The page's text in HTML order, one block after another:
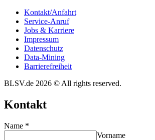
Kontakt/​​Anfahrt
Service-Anruf
Jobs & Karriere
Impres­sum
Daten­schutz
Data-Mining
Barrie­re­frei­heit
BLSV.de 2026 © All rights reserved.
Kontakt
Name *
Vorname